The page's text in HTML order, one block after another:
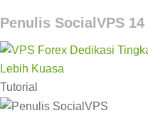
Penulis SocialVPS
Tutorial